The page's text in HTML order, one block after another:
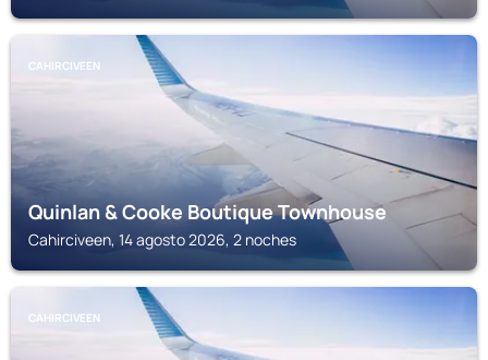
CAHIRCIVEEN
Quinlan & Cooke Boutique Townhouse
Cahirciveen, 14 agosto 2026, 2 noches
CAHIRCIVEEN